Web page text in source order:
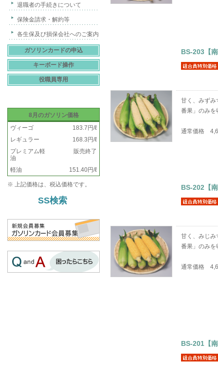
退職者の手続きについて
保険金請求・解約等
各生保及び損保会社へのご案内
ガソリンカードの申込
キーボード操作
役職員専用
8月のガソリン価格
ヴィーゴ
183.7円/ℓ
レギュラー
168.3円/ℓ
プレミアム軽
油
販売終了
軽油 151.40円/ℓ
※ 上記価格は、税込価格です。
SS検索
BS-203【
甘く、みずみ
番果」のみを
通常価格
BS-202【
甘く、みじみ
番果」のみを
通常価格
BS-201【